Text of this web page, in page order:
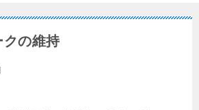
クの維持